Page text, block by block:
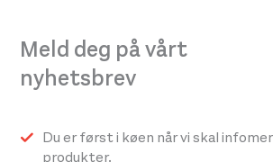
Meld deg på vårt
nyhetsbrev
Du er først i køen når vi skal
produkter.